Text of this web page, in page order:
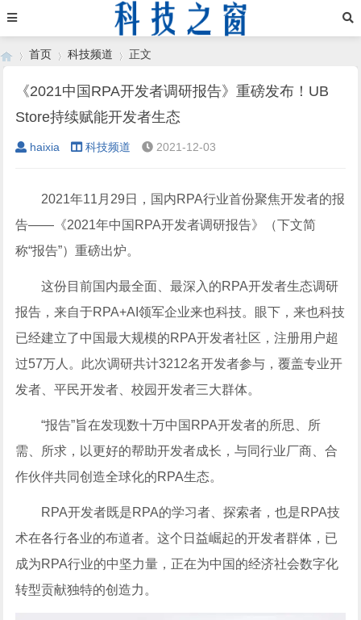
›
首页
›
科技频道
›
正文
《2021中国RPA开发者调研报告》重磅发布！UB
Store持续赋能开发者生态
haixia 科技频道 2021-12-03
2021年11月29日，国内RPA行业首份聚焦开发者的报
告——《2021年中国RPA开发者调研报告》（下文简
称“报告”）重磅出炉。
这份目前国内最全面、最深入的RPA开发者生态调研
报告，来自于RPA+AI领军企业来也科技。眼下，来也科技
已经建立了中国最大规模的RPA开发者社区，注册用户超
过57万人。此次调研共计3212名开发者参与，覆盖专业开
发者、平民开发者、校园开发者三大群体。
“报告”旨在发现数十万中国RPA开发者的所思、所
需、所求，以更好的帮助开发者成长，与同行业厂商、合
作伙伴共同创造全球化的RPA生态。
RPA开发者既是RPA的学习者、探索者，也是RPA技
术在各行各业的布道者。这个日益崛起的开发者群体，已
成为RPA行业的中坚力量，正在为中国的经济社会数字化
转型贡献独特的创造力。